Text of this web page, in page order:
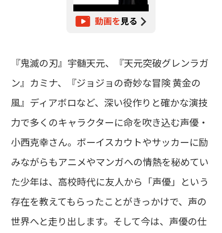
『鬼滅の刃』宇髄天元、『天元突破グレンラガ
ン』カミナ、『ジョジョの奇妙な冒険 黄金の
風』ディアボロなど、深い役作りと確かな演技
力で多くのキャラクターに命を吹き込む声優・
小西克幸さん。ボーイスカウトやサッカーに励
みながらもアニメやマンガへの情熱を秘めてい
た少年は、高校時代に友人から「声優」という
存在を教えてもらったことがきっかけで、声の
世界へと走り出します。そして今は、声優の仕